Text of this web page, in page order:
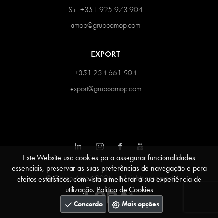
Sul: +351 925 973 904
amop@grupoamop.com
EXPORT
+351 234 661 904
export@grupoamop.com
© Grupo Amop 2026 - All rights reserved
Este Website usa cookies para assegurar funcionalidades
essenciais, preservar as suas preferências de navegação e para
efeitos estatísticos, com vista a melhorar a sua experiência de
utilização.Política de Cookies
Concordo Mais opções